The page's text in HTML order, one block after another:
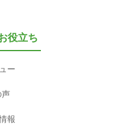
役立ち
ー
声
報